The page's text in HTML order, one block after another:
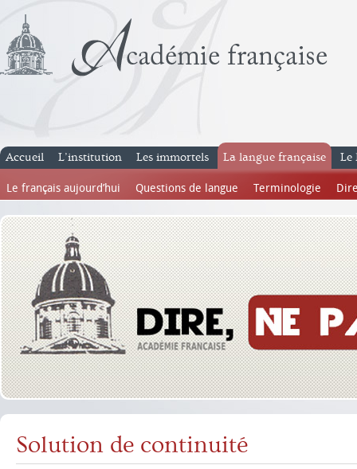
Accueil L’institution Les immortels La langue française
Le français aujourd’hui Questions de langue Terminologie
Le
Solution de continuité